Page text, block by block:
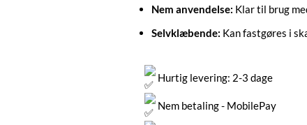
Nem anvendelse: Klar til brug
Selvklæbende: Kan fastgøres i
Hurtig levering: 2-3 dage
Nem betaling - MobilePay